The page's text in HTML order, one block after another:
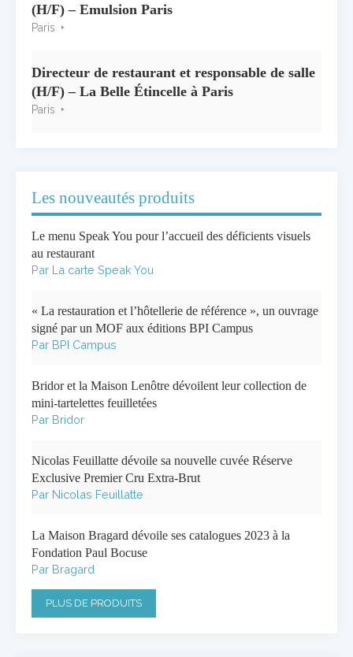
(H/F) – Emulsion Paris
Paris
Directeur de restaurant et responsable de salle
(H/F) – La Belle Étincelle à Paris
Paris
Les nouveautés produits
Le menu Speak You pour l’accueil des déficients visuels
au restaurant
Par La carte Speak You
« La restauration et l’hôtellerie de référence », un ouvrage
signé par un MOF aux éditions BPI Campus
Par BPI Campus
Bridor et la Maison Lenôtre dévoilent leur collection de
mini-tartelettes feuilletées
Par Bridor
Nicolas Feuillatte dévoile sa nouvelle cuvée Réserve
Exclusive Premier Cru Extra-Brut
Par Nicolas Feuillatte
La Maison Bragard dévoile ses catalogues 2023 à la
Fondation Paul Bocuse
Par Bragard
PLUS DE PRODUITS